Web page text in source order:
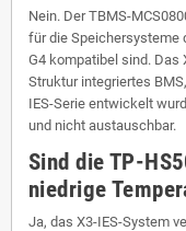
Nein. Der TBMS-
für die Speichersysteme
G4 kompatibel sind. Das
Struktur integriertes
IES-Serie entwickelt
und nicht austauschbar.
Sind die TP-
niedrige
Ja, das X3-IES-System